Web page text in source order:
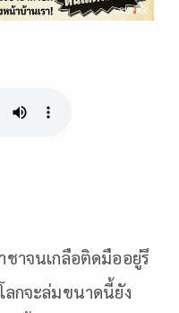
าจนเกลือติดมืออยู่รึ
ลกจะล่มขนาดนี้ยัง